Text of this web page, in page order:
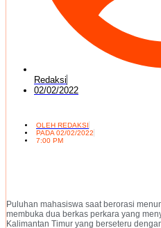
Redaksi
02/02/2022
OLEH REDAKSI
PADA02/02/2022
7:00 PM
Puluhan mahasiswa saat berorasi
membuka dua berkas perkara yang
Kalimantan Timur yang berseteru